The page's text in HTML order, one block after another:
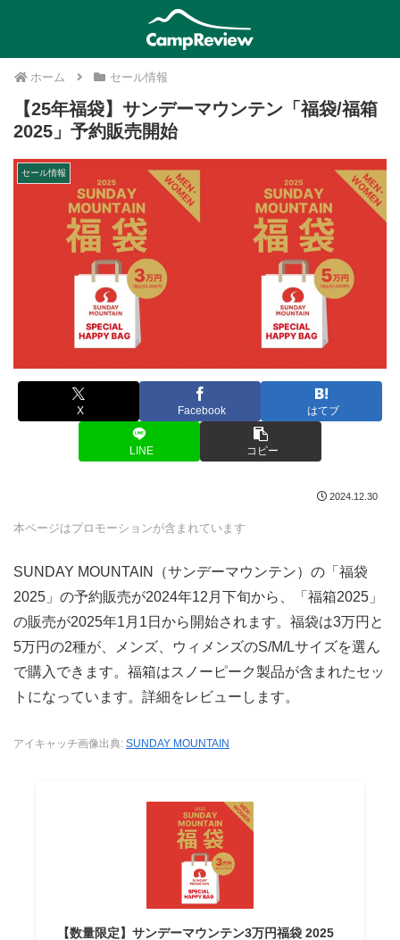
ホーム セール情報
【25年福袋】サンデーマウンテン「福袋/福箱
2025」予約販売開始
セール情報
X Facebook はてブ
LINE コピー
2024.12.30
本ページはプロモーションが含まれています
SUNDAY MOUNTAIN（サンデーマウンテン）の「福袋
2025」の予約販売が2024年12月下旬から、「福箱2025」
の販売が2025年1月1日から開始されます。福袋は3万円と
5万円の2種が、メンズ、ウィメンズのS/M/Lサイズを選ん
で購入できます。福箱はスノーピーク製品が含まれたセッ
トになっています。詳細をレビューします。
アイキャッチ画像出典: SUNDAY MOUNTAIN
【数量限定】サンデーマウンテン3万円福袋 2025